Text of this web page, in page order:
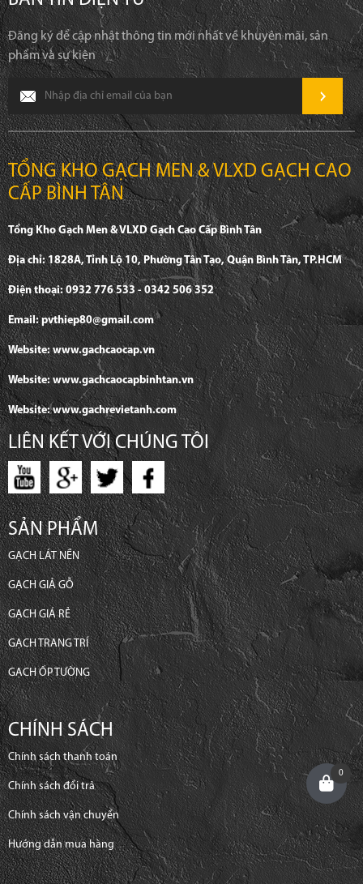
Đăng ký để cập nhật thông tin mới nhất về khuyên mãi, sản
phẩm và sự kiện
TỔNG KHO GẠCH MEN & VLXD GẠCH CAO
CẤP BÌNH TÂN
Tổng Kho Gạch Men & VLXD Gạch Cao Cấp Bình Tân
Địa chỉ: 1828A, Tỉnh Lộ 10, Phường Tân Tạo, Quận Bình Tân, TP.HCM
Điện thoại: 0932 776 533 - 0342 506 352
Email: pvthiep80@gmail.com
Website: www.gachcaocap.vn
Website: www.gachcaocapbinhtan.vn
Website: www.gachrevietanh.com
LIÊN KẾT VỚI CHÚNG TÔI
SẢN PHẨM
GẠCH LÁT NỀN
GẠCH GIẢ GỖ
GẠCH GIÁ RẺ
GẠCH TRANG TRÍ
GẠCH ỐP TƯỜNG
CHÍNH SÁCH
Chính sách thanh toán
Chính sách đổi trả
Chính sách vận chuyển
Hướng dẫn mua hàng
0